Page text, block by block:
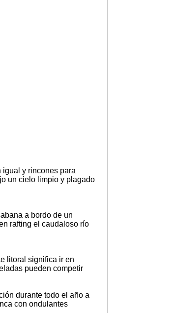
igual y rincones para
un cielo limpio y plagado
a bordo de un
rafting el caudaloso río
litoral significa ir en
pueden competir
durante todo el año a
con ondulantes